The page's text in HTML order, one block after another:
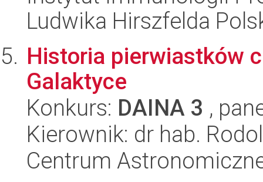
Ludwika Hirszfelda
Historia pierwiastków
Galaktyce
Konkurs: DAINA 3 ,
Kierownik: dr hab.
Centrum